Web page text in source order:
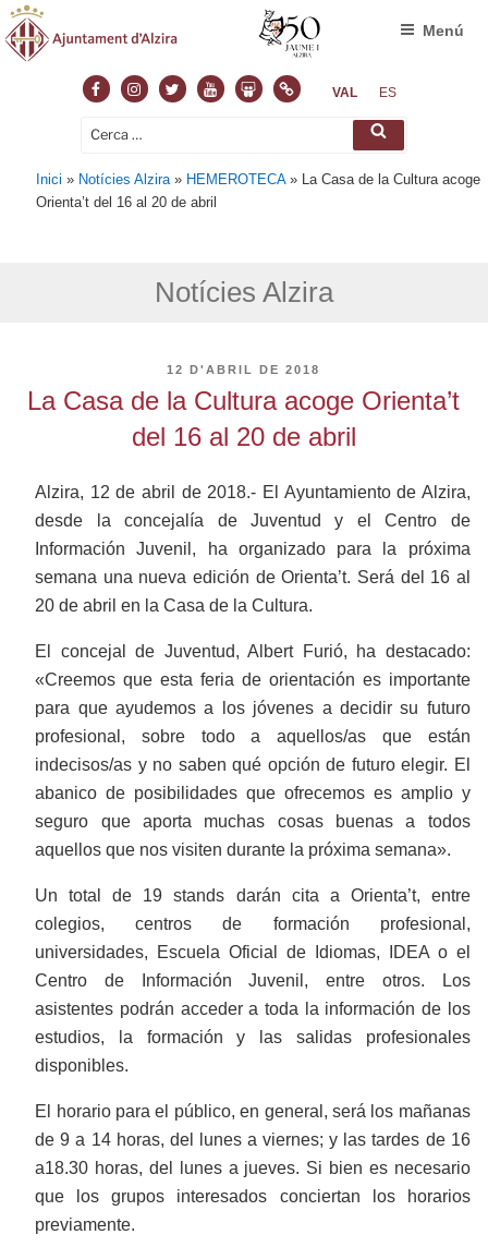
FacebookInstagram
TwitterYoutubeSlideshare
NormasVAL ES
Cerca: Cerca
Menú
Inici » Notícies Alzira » HEMEROTECA» La Casa de la Cultura acoge
Orienta’t del 16 al 20 de abril
Notícies Alzira
PUBLICAT
12 D'ABRIL DE 2018
La Casa de la Cultura acoge Orienta’t
del 16 al 20 de abril
Alzira, 12 de abril de 2018.- El Ayuntamiento de Alzira,
desde la concejalía de Juventud y el Centro de
Información Juvenil, ha organizado para la próxima
semana una nueva edición de Orienta’t. Será del 16 al
20 de abril en la Casa de la Cultura.
El concejal de Juventud, Albert Furió, ha destacado:
«Creemos que esta feria de orientación es importante
para que ayudemos a los jóvenes a decidir su futuro
profesional, sobre todo a aquellos/as que están
indecisos/as y no saben qué opción de futuro elegir. El
abanico de posibilidades que ofrecemos es amplio y
seguro que aporta muchas cosas buenas a todos
aquellos que nos visiten durante la próxima semana».
Un total de 19 stands darán cita a Orienta’t, entre
colegios, centros de formación profesional,
universidades, Escuela Oficial de Idiomas, IDEA o el
Centro de Información Juvenil, entre otros. Los
asistentes podrán acceder a toda la información de los
estudios, la formación y las salidas profesionales
disponibles.
El horario para el público, en general, será los mañanas
de 9 a 14 horas, del lunes a viernes; y las tardes de 16
a18.30 horas, del lunes a jueves. Si bien es necesario
que los grupos interesados conciertan los horarios
previamente.